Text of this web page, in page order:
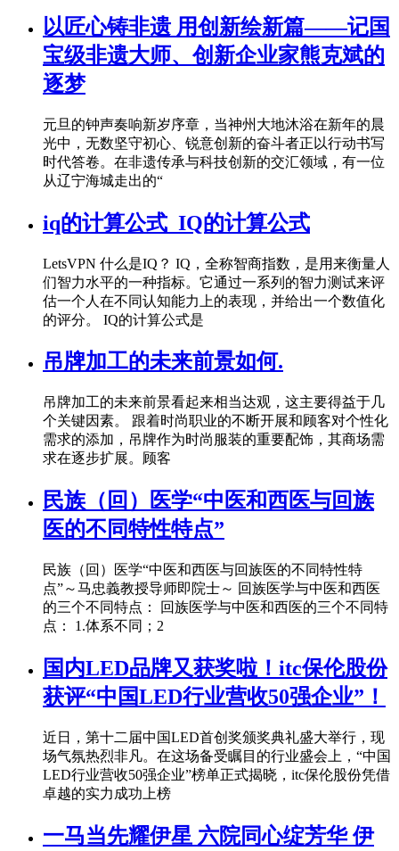
以匠心铸非遗 用创新绘新篇——记国
宝级非遗大师、创新企业家熊克斌的
逐梦
元旦的钟声奏响新岁序章，当神州大地沐浴在新年的晨
光中，无数坚守初心、锐意创新的奋斗者正以行动书写
时代答卷。在非遗传承与科技创新的交汇领域，有一位
从辽宁海城走出的“
iq的计算公式_IQ的计算公式
LetsVPN 什么是IQ？ IQ，全称智商指数，是用来衡量人
们智力水平的一种指标。它通过一系列的智力测试来评
估一个人在不同认知能力上的表现，并给出一个数值化
的评分。 IQ的计算公式是
吊牌加工的未来前景如何.
吊牌加工的未来前景看起来相当达观，这主要得益于几
个关键因素。 跟着时尚职业的不断开展和顾客对个性化
需求的添加，吊牌作为时尚服装的重要配饰，其商场需
求在逐步扩展。顾客
民族（回）医学“中医和西医与回族
医的不同特性特点”
民族（回）医学“中医和西医与回族医的不同特性特
点”～马忠義教授导师即院士～ 回族医学与中医和西医
的三个不同特点： 回族医学与中医和西医的三个不同特
点： 1.体系不同；2
国内LED品牌又获奖啦！itc保伦股份
获评“中国LED行业营收50强企业”！
近日，第十二届中国LED首创奖颁奖典礼盛大举行，现
场气氛热烈非凡。在这场备受瞩目的行业盛会上，“中国
LED行业营收50强企业”榜单正式揭晓，itc保伦股份凭借
卓越的实力成功上榜
一马当先耀伊星 六院同心绽芳华 伊